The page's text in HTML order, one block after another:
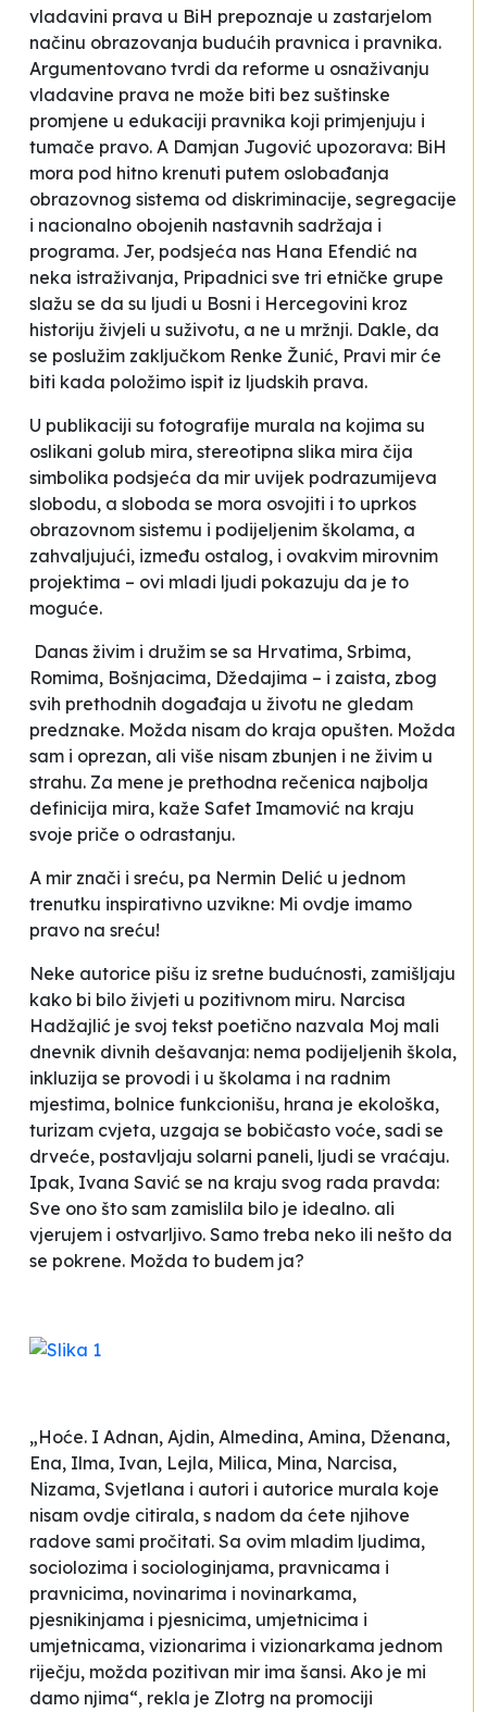
vladavini prava u BiH prepoznaje u zastarjelom
načinu obrazovanja budućih pravnica i pravnika.
Argumentovano tvrdi da reforme u osnaživanju
vladavine prava ne može biti bez suštinske
promjene u edukaciji pravnika koji primjenjuju i
tumače pravo. A Damjan Jugović upozorava: BiH
mora pod hitno krenuti putem oslobađanja
obrazovnog sistema od diskriminacije, segregacije
i nacionalno obojenih nastavnih sadržaja i
programa. Jer, podsjeća nas Hana Efendić na
neka istraživanja, Pripadnici sve tri etničke grupe
slažu se da su ljudi u Bosni i Hercegovini kroz
historiju živjeli u suživotu, a ne u mržnji. Dakle, da
se poslužim zaključkom Renke Žunić, Pravi mir će
biti kada položimo ispit iz ljudskih prava.
U publikaciji su fotografije murala na kojima su
oslikani golub mira, stereotipna slika mira čija
simbolika podsjeća da mir uvijek podrazumijeva
slobodu, a sloboda se mora osvojiti i to uprkos
obrazovnom sistemu i podijeljenim školama, a
zahvaljujući, između ostalog, i ovakvim mirovnim
projektima – ovi mladi ljudi pokazuju da je to
moguće.
Danas živim i družim se sa Hrvatima, Srbima,
Romima, Bošnjacima, Džedajima – i zaista, zbog
svih prethodnih događaja u životu ne gledam
predznake. Možda nisam do kraja opušten. Možda
sam i oprezan, ali više nisam zbunjen i ne živim u
strahu. Za mene je prethodna rečenica najbolja
definicija mira, kaže Safet Imamović na kraju
svoje priče o odrastanju.
A mir znači i sreću, pa Nermin Delić u jednom
trenutku inspirativno uzvikne: Mi ovdje imamo
pravo na sreću!
Neke autorice pišu iz sretne budućnosti, zamišljaju
kako bi bilo živjeti u pozitivnom miru. Narcisa
Hadžajlić je svoj tekst poetično nazvala Moj mali
dnevnik divnih dešavanja: nema podijeljenih škola,
inkluzija se provodi i u školama i na radnim
mjestima, bolnice funkcionišu, hrana je ekološka,
turizam cvjeta, uzgaja se bobičasto voće, sadi se
drveće, postavljaju solarni paneli, ljudi se vraćaju.
Ipak, Ivana Savić se na kraju svog rada pravda:
Sve ono što sam zamislila bilo je idealno. ali
vjerujem i ostvarljivo. Samo treba neko ili nešto da
se pokrene. Možda to budem ja?
„Hoće. I Adnan, Ajdin, Almedina, Amina, Dženana,
Ena, Ilma, Ivan, Lejla, Milica, Mina, Narcisa,
Nizama, Svjetlana i autori i autorice murala koje
nisam ovdje citirala, s nadom da ćete njihove
radove sami pročitati. Sa ovim mladim ljudima,
sociolozima i sociologinjama, pravnicama i
pravnicima, novinarima i novinarkama,
pjesnikinjama i pjesnicima, umjetnicima i
umjetnicama, vizionarima i vizionarkama jednom
riječju, možda pozitivan mir ima šansi. Ako je mi
damo njima“, rekla je Zlotrg na promociji